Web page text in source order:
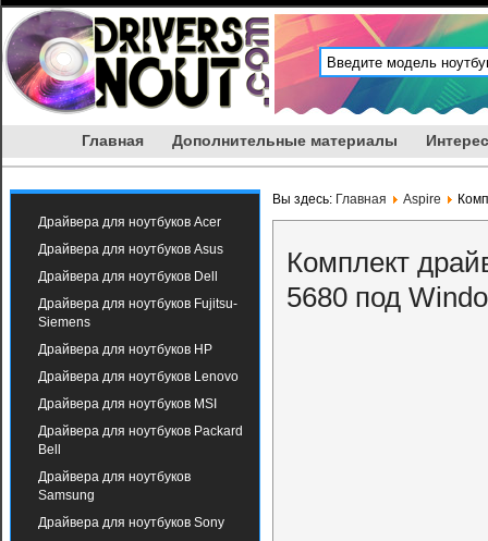
Главная Дополнительные материалы
Драйвера для ноутбуков Acer
Драйвера для ноутбуков Asus
Драйвера для ноутбуков Dell
Драйвера для ноутбуков Fujitsu-
Siemens
Драйвера для ноутбуков HP
Драйвера для ноутбуков Lenovo
Драйвера для ноутбуков MSI
Драйвера для ноутбуков Packard
Bell
Драйвера для ноутбуков
Samsung
Драйвера для ноутбуков Sony
Вы здесь: Главная Aspire
Комплект
5680 под